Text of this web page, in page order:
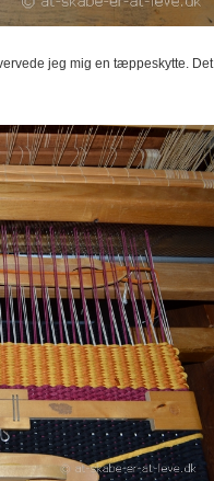
jeg mig en tæppeskytte. Det